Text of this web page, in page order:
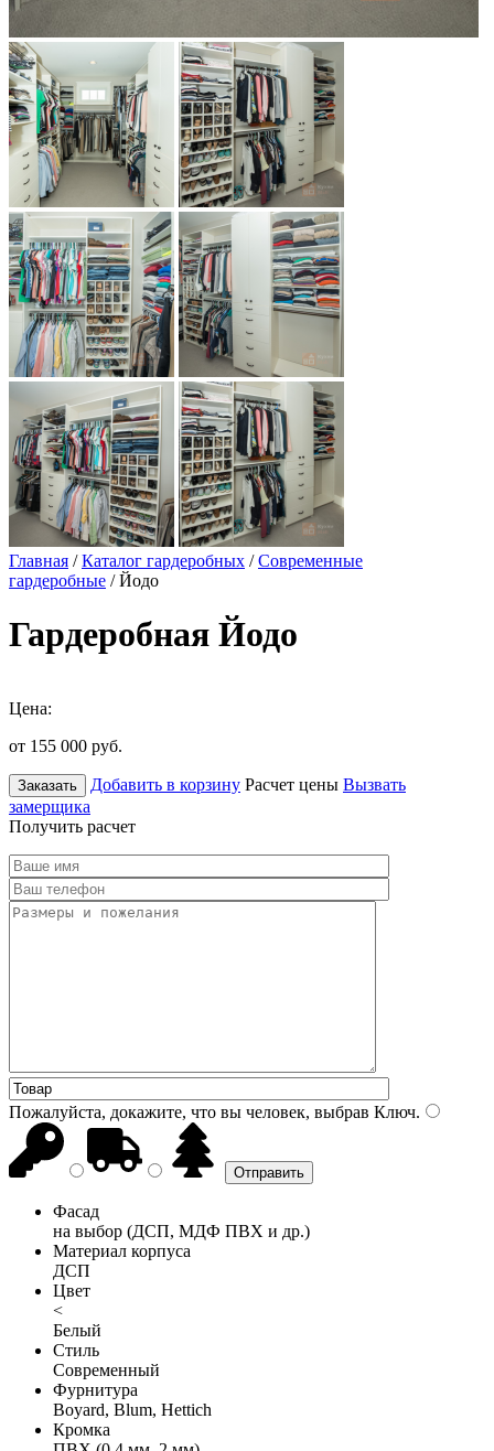
Главная /Каталог гардеробных /Современные
гардеробные / Йодо
Гардеробная Йодо
Цена:
от 155 000 руб.
Заказать Добавить в корзину Расчет цены Вызвать
замерщика
Получить расчет
Пожалуйста, докажите, что вы человек, выбрав Ключ.
Фасад
на выбор (ДСП, МДФ ПВХ и др.)
Материал корпуса
ДСП
Цвет
<
Белый
Стиль
Современный
Фурнитура
Boyard, Blum, Hettich
Кромка